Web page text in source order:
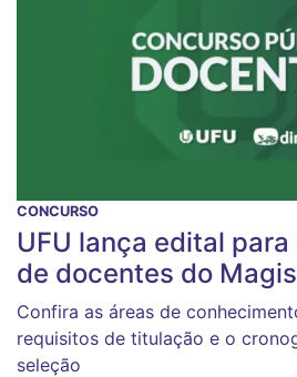
CONCURSO
UFU lança edital
de docentes do
Confira as áreas de
requisitos de titulação e o
seleção